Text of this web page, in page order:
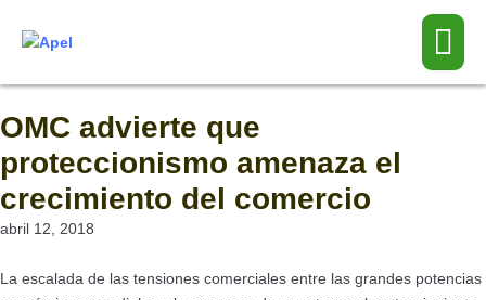
OMC advierte que
proteccionismo amenaza el
crecimiento del comercio
abril 12, 2018
La escalada de las tensiones comerciales entre las grandes potencias